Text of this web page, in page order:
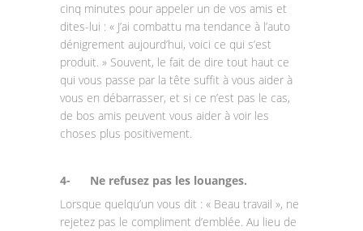
cinq minutes pour appeler un de vos amis et
dites-lui : « J’ai combattu ma tendance à l’auto
dénigrement aujourd’hui, voici ce qui s’est
produit. » Souvent, le fait de dire tout haut ce
qui vous passe par la tête suffit à vous aider à
vous en débarrasser, et si ce n’est pas le cas,
de bos amis peuvent vous aider à voir les
choses plus positivement.
4-
Ne refusez pas les louanges.
Lorsque quelqu’un vous dit : « Beau travail », ne
rejetez pas le compliment d’emblée. Au lieu de